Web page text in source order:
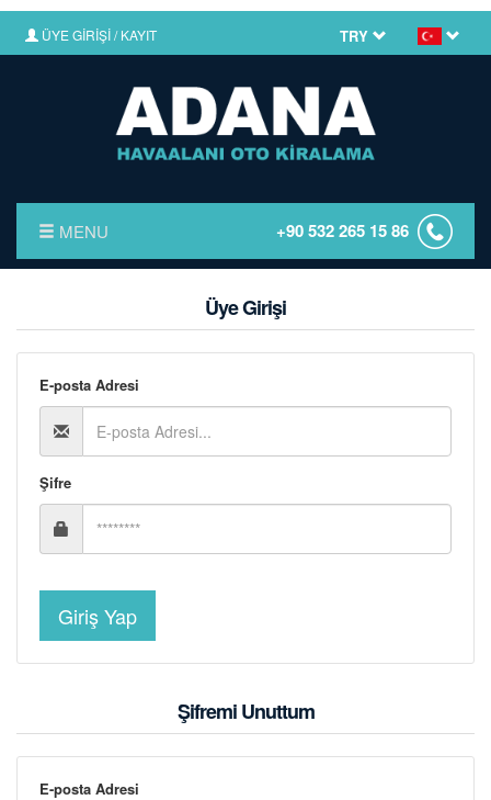
ÜYE GİRİŞİ / KAYIT TRY
MENU +90 532 265 15 86
HAKKIMIZDA
KIRALAMA KOŞULLARI
Üye Girişi
E-posta Adresi
Şifre
Şifremi Unuttum
E-posta Adresi